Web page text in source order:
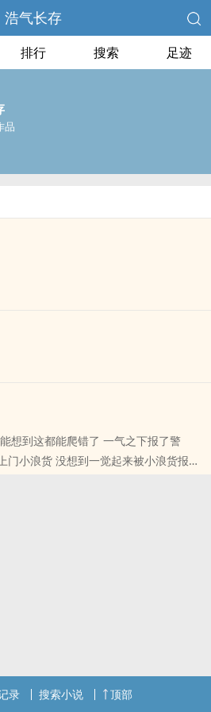
浩气长存
排行 搜索 足迹
品
想到这都能爬错了 一气之下报了警
门小浪货 没想到一觉起来被小浪货报警
录 搜索小说 顶部